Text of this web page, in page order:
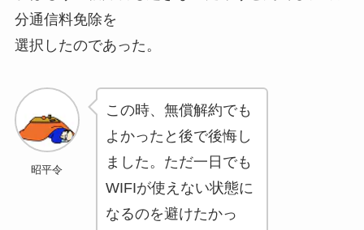
分通信料免除を
選択したのであった。
昭平令
この時、無償解約でも
よかったと後で後悔し
ました。ただ一日でも
WIFIが使えない状態に
なるのを避けたかっ